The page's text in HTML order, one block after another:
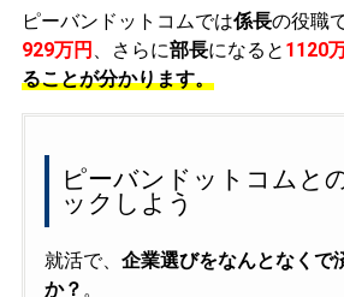
ピーバンドットコムでは係長の役職
929万円
、さらに部長になると 1120
ることが分かります。
ピーバンドットコムと
ックしよう
就活で、 企業選びをなんとなくで
か？ 。